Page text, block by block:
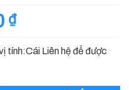
₫Giá
tại
tính:Cái Liên hệ để được